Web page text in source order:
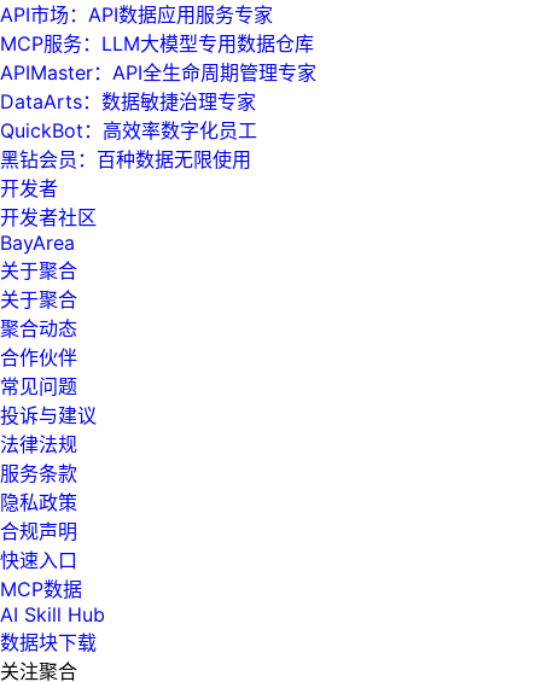
API市场：API数据应用服务专家
MCP服务：LLM大模型专用数据仓库
APIMaster：API全生命周期管理专家
DataArts：数据敏捷治理专家
QuickBot：高效率数字化员工
黑钻会员：百种数据无限使用
开发者
开发者社区
BayArea
关于聚合
关于聚合
聚合动态
合作伙伴
常见问题
投诉与建议
法律法规
服务条款
隐私政策
合规声明
快速入口
MCP数据
AI Skill Hub
数据块下载
关注聚合